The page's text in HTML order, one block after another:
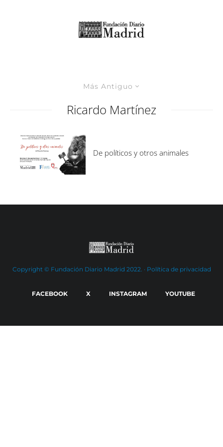
Más Antiguo
Ricardo Martínez
De políticos y otros animales
Copyright © Fundación Diario Madrid 2022. · Política de privacidad
FACEBOOK X INSTAGRAM YOUTUBE